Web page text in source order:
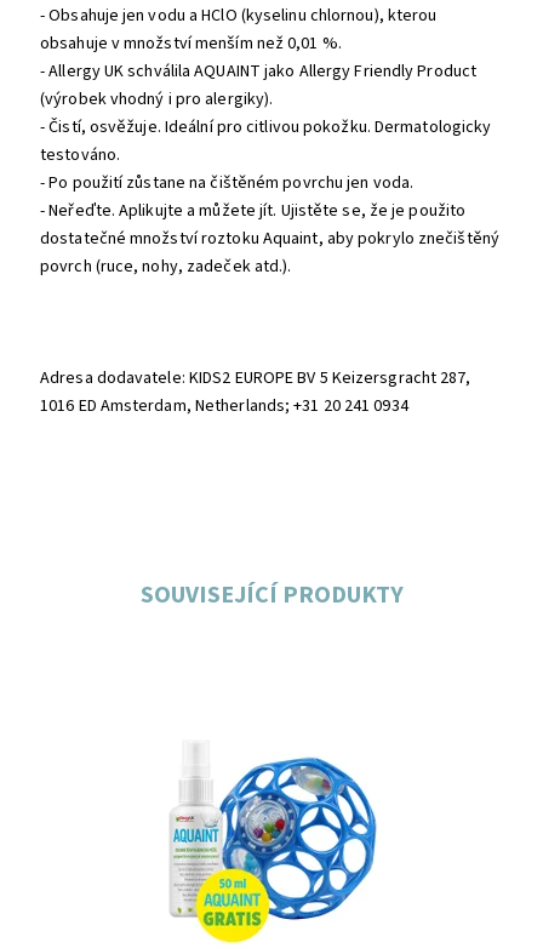
- Obsahuje jen vodu a HClO (kyselinu chlornou), kterou
obsahuje v množství menším než 0,01 %.
- Allergy UK schválila AQUAINT jako Allergy Friendly Product
(výrobek vhodný i pro alergiky).
- Čistí, osvěžuje. Ideální pro citlivou pokožku. Dermatologicky
testováno.
- Po použití zůstane na čištěném povrchu jen voda.
- Neřeďte. Aplikujte a můžete jít. Ujistěte se, že je použito
dostatečné množství roztoku Aquaint, aby pokrylo znečištěný
povrch (ruce, nohy, zadeček atd.).
Adresa dodavatele: KIDS2 EUROPE BV 5 Keizersgracht 287,
1016 ED Amsterdam, Netherlands; +31 20 241 0934
SOUVISEJÍCÍ PRODUKTY
Skladem